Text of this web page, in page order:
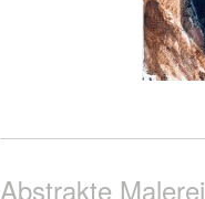
Abstrakte Malerei